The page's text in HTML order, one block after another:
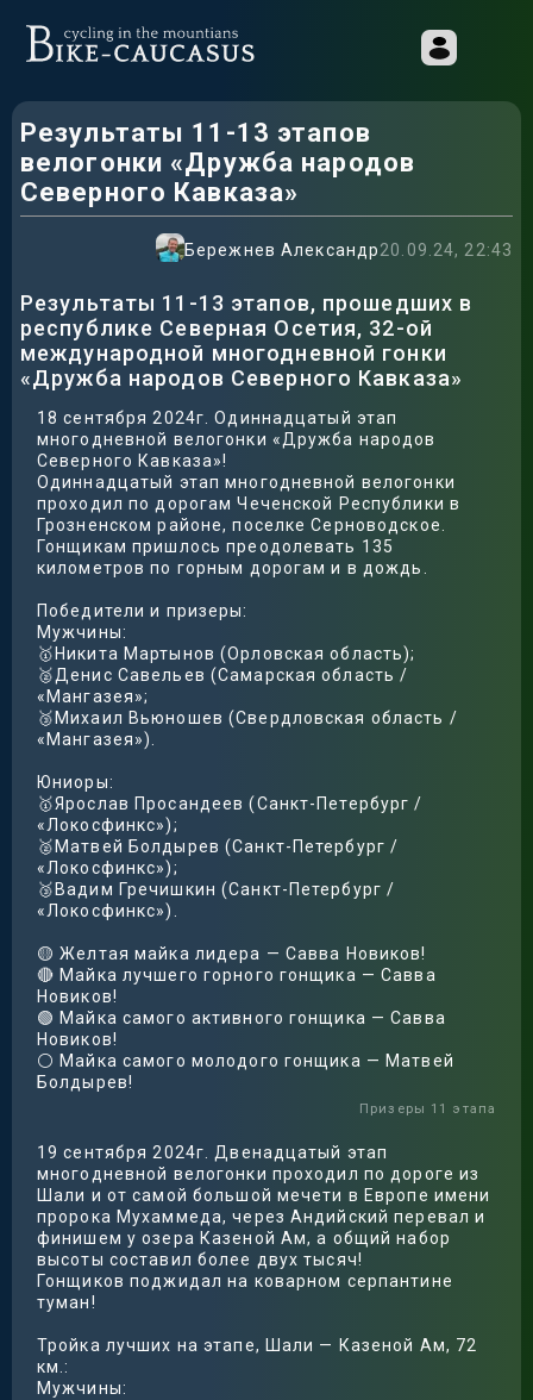
Результаты 11-13 этапов
велогонки «Дружба народов
Северного Кавказа»
Бережнев Александр20.09.24, 22:43
Результаты 11-13 этапов, прошедших в
республике Северная Осетия, 32-ой
международной многодневной гонки
«Дружба народов Северного Кавказа»
18 сентября 2024г. Одиннадцатый этап
многодневной велогонки «Дружба народов
Северного Кавказа»!
Одиннадцатый этап многодневной велогонки
проходил по дорогам Чеченской Республики в
Грозненском районе, поселке Серноводское.
Гонщикам пришлось преодолевать 135
километров по горным дорогам и в дождь.
Победители и призеры:
Мужчины:
🥇Никита Мартынов (Орловская область);
🥈Денис Савельев (Самарская область /
«Мангазея»;
🥉Михаил Вьюношев (Свердловская область /
«Мангазея»).
Юниоры:
🥇Ярослав Просандеев (Санкт-Петербург /
«Локосфинкс»);
🥈Матвей Болдырев (Санкт-Петербург /
«Локосфинкс»);
🥉Вадим Гречишкин (Санкт-Петербург /
«Локосфинкс»).
🟡 Желтая майка лидера — Савва Новиков!
🔴 Майка лучшего горного гонщика — Савва
Новиков!
🟢 Майка самого активного гонщика — Савва
Новиков!
⚪️ Майка самого молодого гонщика — Матвей
Болдырев!
Призеры 11 этапа
19 сентября 2024г. Двенадцатый этап
многодневной велогонки проходил по дороге из
Шали и от самой большой мечети в Европе имени
пророка Мухаммеда, через Андийский перевал и
финишем у озера Казеной Ам, а общий набор
высоты составил более двух тысяч!
Гонщиков поджидал на коварном серпантине
туман!
Тройка лучших на этапе, Шали — Казеной Ам, 72
км.:
Мужчины: